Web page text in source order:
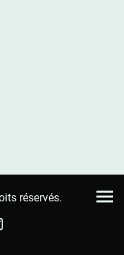
réservés.